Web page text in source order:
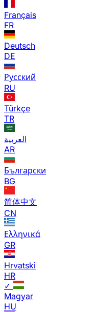
Français
FR
Deutsch
DE
Русский
RU
Türkçe
TR
العربية
AR
Български
BG
简体中文
CN
Ελληνικά
GR
Hrvatski
HR
✓
Magyar
HU